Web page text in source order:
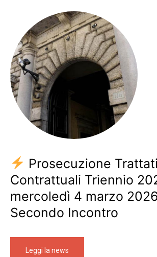
Prosecuzione
Contrattuali Triennio
mercoledì 4 marzo
Secondo Incontro
Leggi la news